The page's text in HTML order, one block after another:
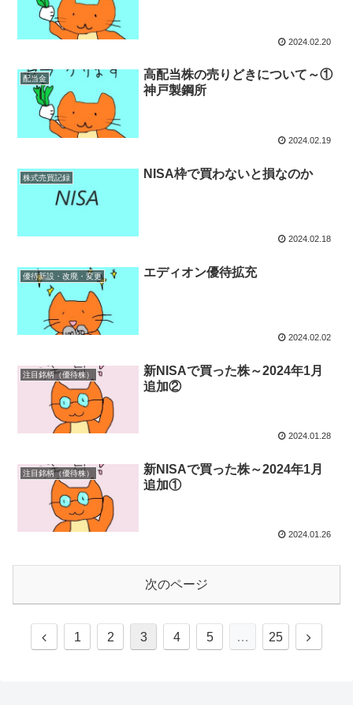
2024.02.20
配当金
高配当株の売りどきについて～①
神戸製鋼所
2024.02.19
株式売買記録 NISA枠で買わないと損なのか
2024.02.18
優待新設・改廃・変更 エディオン優待拡充
2024.02.02
注目銘柄（優待株）
新NISAで買った株～2024年1月
追加②
2024.01.28
注目銘柄（優待株）
新NISAで買った株～2024年1月
追加①
2024.01.26
次のページ
1 2 3 4 5 … 25